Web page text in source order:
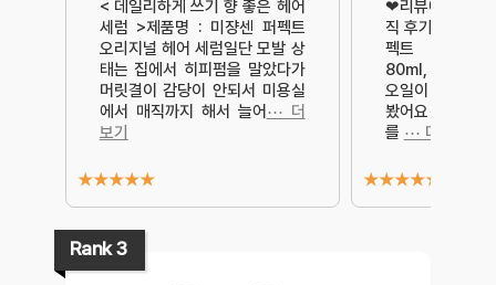
< 데일리하게 쓰기 향 좋은 헤어
세럼 >제품명 : 미쟝센 퍼펙트
오리지널 헤어 세럼일단 모발 상
태는 집에서 히피펌을 말았다가
머릿결이 감당이 안되서 미용실
에서 매직까지 해서 늘어 ⋯ 더
보기
★★★★★
❤리뷰에 진심인
직 후기!❤✔구매
펙트 오리지
80ml, 1개✔구
오일이 다 떨어
봤어요✔구매후
를 ⋯ 더보기
★★★★★
Rank 3